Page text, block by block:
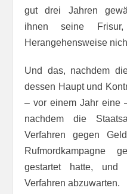
gut drei Jahren
ihnen seine
Herangehensweise
Und das, nachdem
dessen Haupt und
– vor einem Jahr eine
nachdem die
Verfahren gegen
Rufmordkampagne
gestartet hatte,
Verfahren abzuwarten.